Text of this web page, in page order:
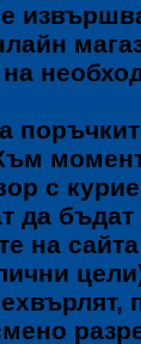
с
да
на